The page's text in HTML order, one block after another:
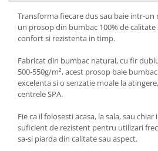
Transforma fiecare dus sau baie intr-un
un prosop din bumbac 100% de
confort si rezistenta in timp.
Fabricat din bumbac natural, cu fir
500-550g/m², acest prosop baie
excelenta si o senzatie moale la
centrele SPA.
Fie ca il folosesti acasa, la sala, sau
suficient de rezistent pentru utilizari
sa-si piarda din calitate sau aspect.